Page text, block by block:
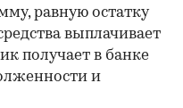
равную остатку
выплачивает
получает в банке
и